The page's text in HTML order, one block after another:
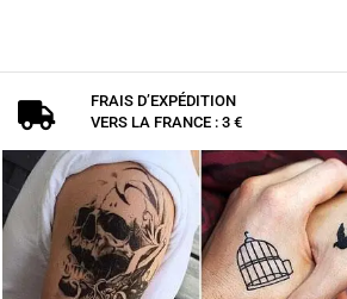

FRAIS D’EXPÉDITION
VERS LA FRANCE : 3 €